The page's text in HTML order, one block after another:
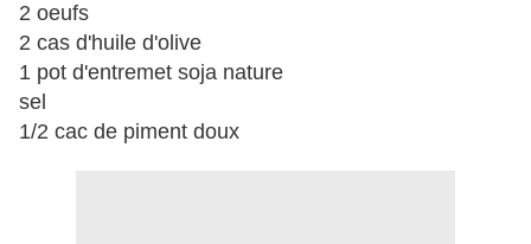
2 oeufs
2 cas d'huile d'olive
1 pot d'entremet soja nature
sel
1/2 cac de piment doux